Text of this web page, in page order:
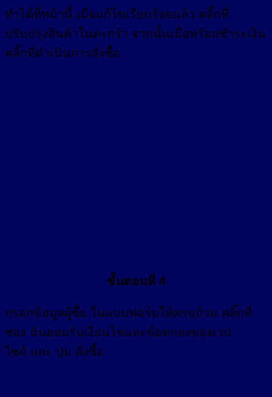
ทำได้ที่หน้านี้ เมื่อแก้ไขเรียบร้อยแล้ว คลิ๊กที่
ปรับปรุงสินค้าในตะกร้า จากนั้นเมื่อพร้อมชำระเงิน
คลิ๊กที่ดำเนินการสั่งซื้อ
ขั้นตอนที่ 4
กรอกข้อมูลผู้ซื้อ ในแบบฟอร์มให้ครบถ้วน คลิ๊กที่
ช่อง ฉันยอมรับเงื่อนไขและข้อตกลงของเวป
ไซต์ และ ปุ่ม สั่งซื้อ